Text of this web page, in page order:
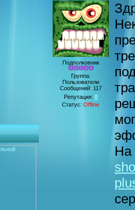
Подполковник
Группа:
Пользователи
Сообщений: 117
Репутация: 0
Статус:Offline
На